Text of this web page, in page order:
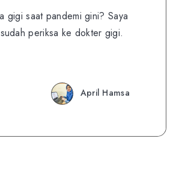
saat pandemi gini? Saya
periksa ke dokter gigi.
April Hamsa